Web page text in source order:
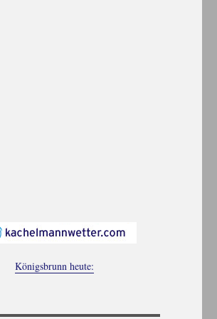
Königsbrunn heute: